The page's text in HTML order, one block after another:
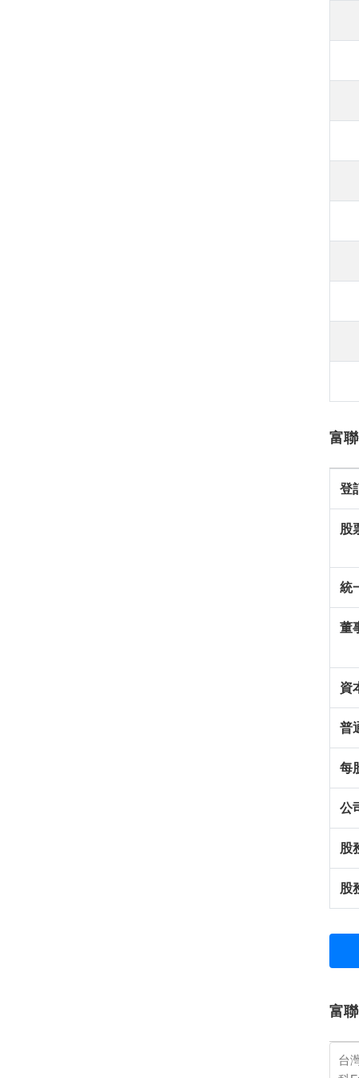
富
登
股
統
董
資
普
每
公
股
股
富
台